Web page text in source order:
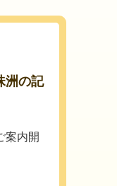
洲の記
案内開